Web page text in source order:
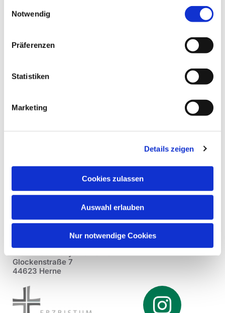
Notwendig
Präferenzen
Statistiken
Marketing
Details zeigen
Cookies zulassen
Auswahl erlauben
Nur notwendige Cookies
Glockenstraße 7
44623 Herne